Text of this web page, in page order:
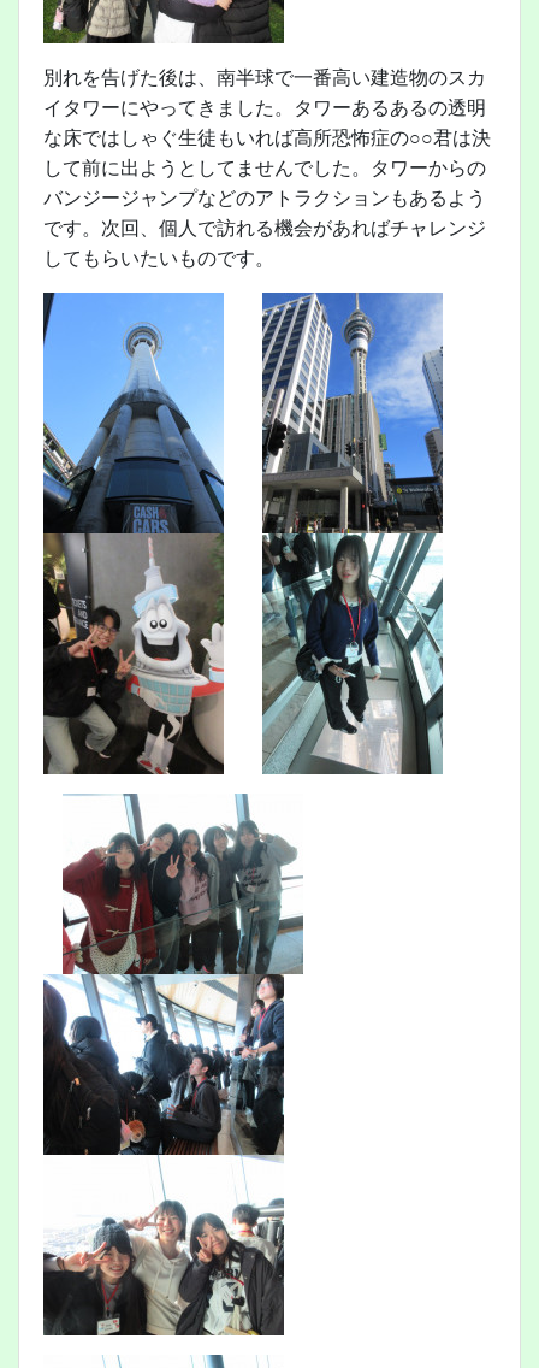
別れを告げた後は、南半球で一番高い建造物のスカ
イタワーにやってきました。タワーあるあるの透明
な床ではしゃぐ生徒もいれば高所恐怖症の○○君は決
して前に出ようとしてませんでした。タワーからの
バンジージャンプなどのアトラクションもあるよう
です。次回、個人で訪れる機会があればチャレンジ
してもらいたいものです。